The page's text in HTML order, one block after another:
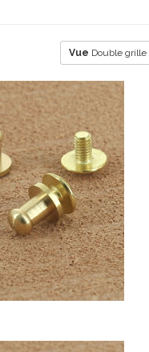
Vue Double grille